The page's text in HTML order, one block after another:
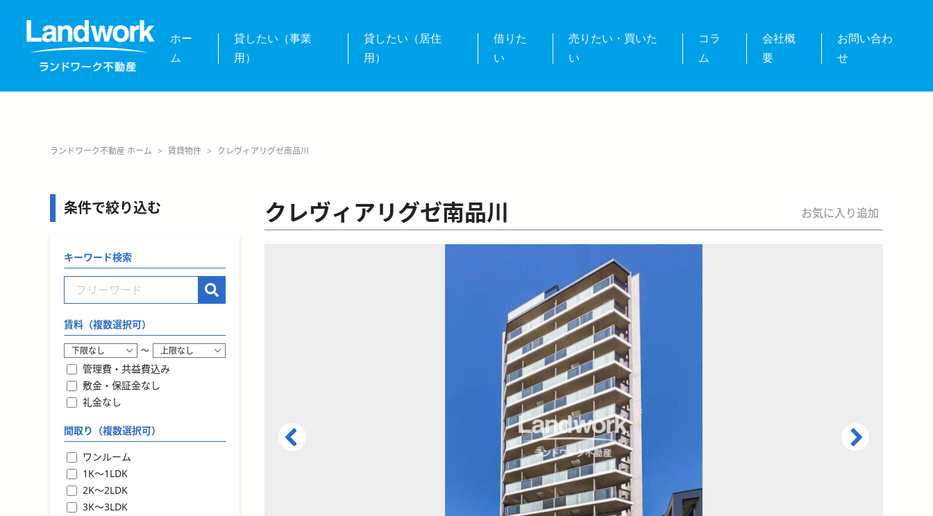
ホー
ム
貸したい（事業
用）
貸したい（居住
用）
借りた
い
売りたい・買いた
い
コラ
ム
会社概
要
お問い合わ
せ
ランドワーク不動産 ホーム > 賃貸物件 > クレヴィアリグゼ南品川
お気に入り追加
クレヴィアリグゼ南品川
条件で絞り込む
キーワード検索
賃料（複数選択可）
〜
管理費・共益費込み
敷金・保証金なし
礼金なし
間取り（複数選択可）
ワンルーム
1K〜1LDK
2K〜2LDK
3K〜3LDK